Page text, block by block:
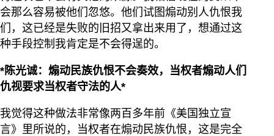
会那么容易被他们忽悠。他们试图煽动别人仇恨我
们，这已经是失败的旧招又拿出来用了，想通过这
种手段控制我肯定是不会得逞的。
*陈光诚：煽动民族仇恨不会奏效，当权者煽动人们
仇视要求当权者守法的人*
我觉得这种做法非常像两百多年前《美国独立宣
言》里所说的，当权者在煽动民族仇恨，这是完全